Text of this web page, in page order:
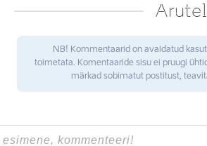
NB! Kommentaarid on avaldatud
toimetata. Komentaaride sisu ei pruugi
märkad sobimatut postitust,